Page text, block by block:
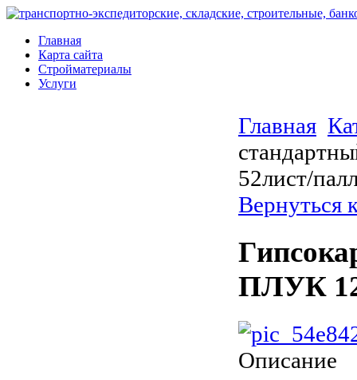
Главная
Карта сайта
Стройматериалы
Услуги
Главная
52лист/
Вернуться
ПЛУК
Описание